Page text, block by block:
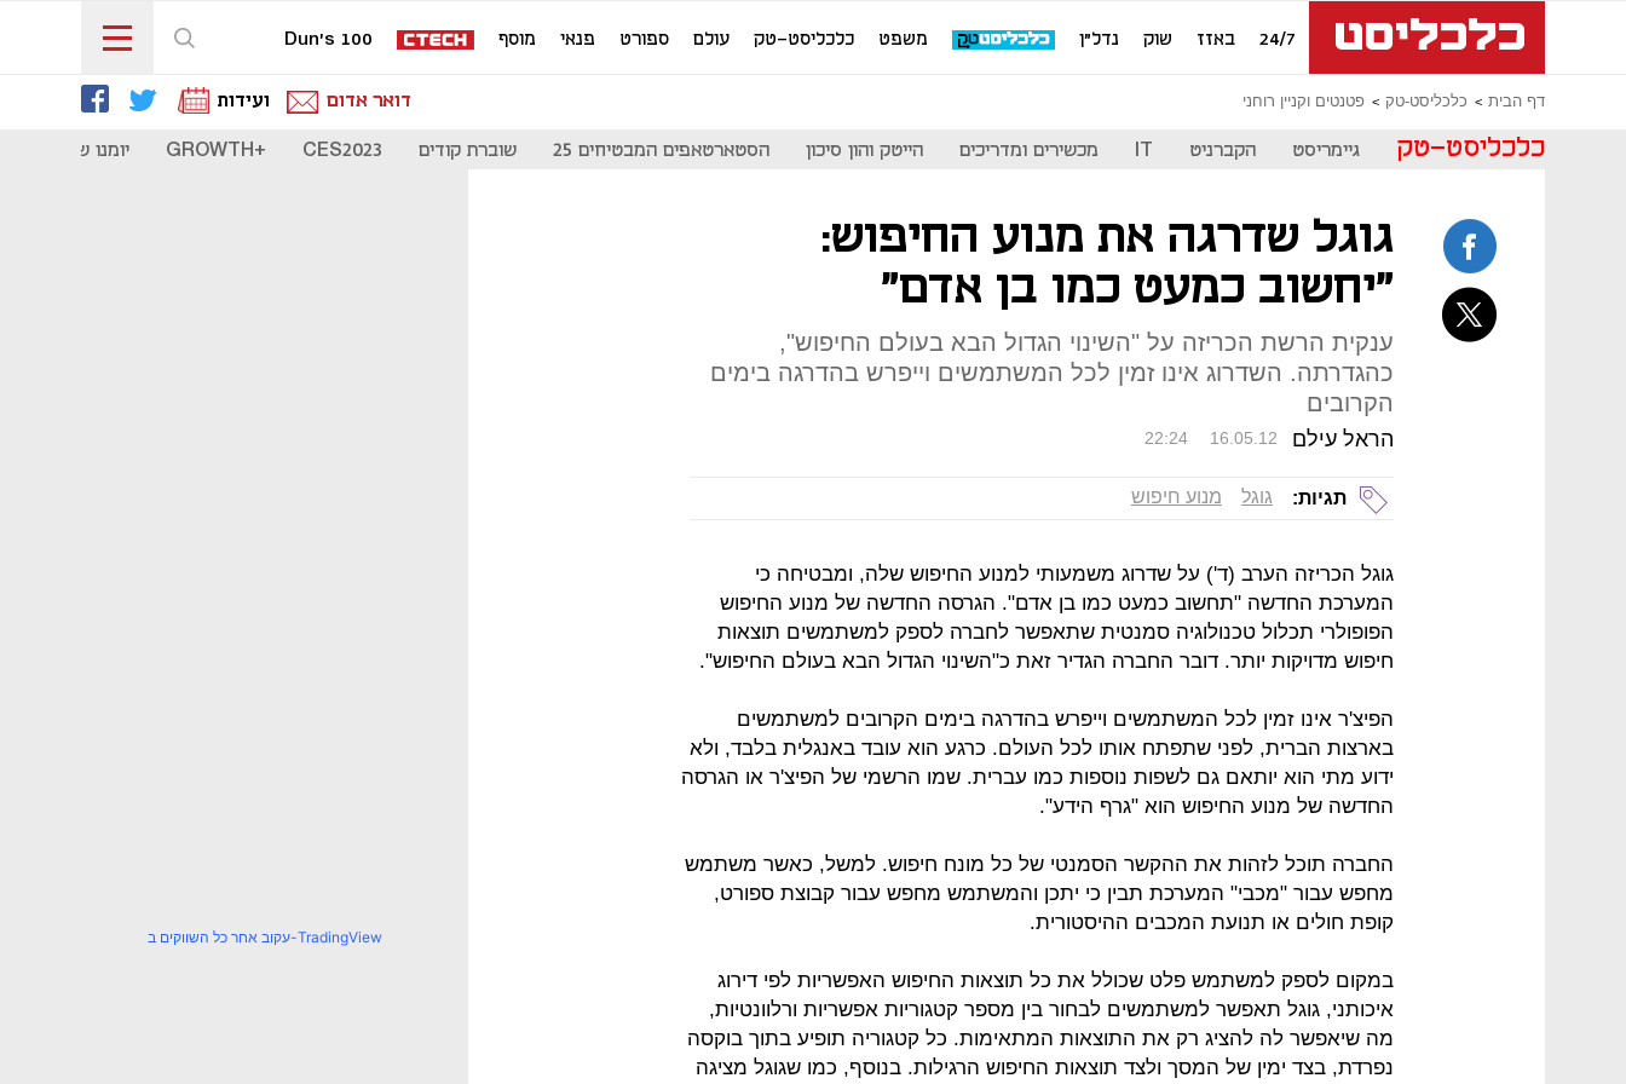
24/7 באזז שוק נדל"ן משפט כלכליסט-טק עולם ספורט פנאי מוסף Dun's 100
דף הבית כלכליסט-טק פטנטים וקניין רוחני דואר אדום ועידות
כלכליסט-טק גיימריסט הקברניט IT מכשירים ומדריכים הייטק והון סיכון הסטארטאפים המבטיחים 25 שוברת קודים CES2023
+GROWTH יומנו של
גוגל שדרגה את מנוע החיפוש:
"יחשוב כמעט כמו בן אדם"
ענקית הרשת הכריזה על "השינוי הגדול הבא בעולם החיפוש",
כהגדרתה. השדרוג אינו זמין לכל המשתמשים וייפרש בהדרגה בימים
הקרובים
הראל עילם 22:24 16.05.12
תגיות: גוגל מנוע חיפוש
גוגל הכריזה הערב (ד') על שדרוג משמעותי למנוע החיפוש שלה, ומבטיחה כי
המערכת החדשה "תחשוב כמעט כמו בן אדם". הגרסה החדשה של מנוע החיפוש
הפופולרי תכלול טכנולוגיה סמנטית שתאפשר לחברה לספק למשתמשים תוצאות
חיפוש מדויקות יותר. דובר החברה הגדיר זאת כ"השינוי הגדול הבא בעולם החיפוש".
הפיצ'ר אינו זמין לכל המשתמשים וייפרש בהדרגה בימים הקרובים למשתמשים
בארצות הברית, לפני שתפתח אותו לכל העולם. כרגע הוא עובד באנגלית בלבד, ולא
ידוע מתי הוא יותאם גם לשפות נוספות כמו עברית. שמו הרשמי של הפיצ'ר או הגרסה
החדשה של מנוע החיפוש הוא "גרף הידע".
החברה תוכל לזהות את ההקשר הסמנטי של כל מונח חיפוש. למשל, כאשר משתמש
מחפש עבור "מכבי" המערכת תבין כי יתכן והמשתמש מחפש עבור קבוצת ספורט,
קופת חולים או תנועת המכבים ההיסטורית.
במקום לספק למשתמש פלט שכולל את כל תוצאות החיפוש האפשריות לפי דירוג
איכותני, גוגל תאפשר למשתמשים לבחור בין מספר קטגוריות אפשריות ורלוונטיות,
מה שיאפשר לה להציג רק את התוצאות המתאימות. כל קטגוריה תופיע בתוך בוקסה
נפרדת, בצד ימין של המסך ולצד תוצאות החיפוש הרגילות. בנוסף, כמו שגוגל מציגה
עקוב אחר כל השווקים ב-TradingView